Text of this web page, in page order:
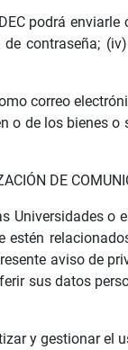
podrá
contraseña;
correo
de los bienes
DE
Universidades
aviso de
sus datos
y gestionar